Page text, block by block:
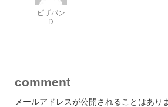
ピザパン
D
comment
メールアドレスが公開されることはあり